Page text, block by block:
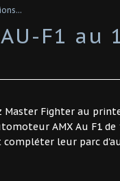
F1 au
Master Fighter au
AMX Au F1 de
leur parc